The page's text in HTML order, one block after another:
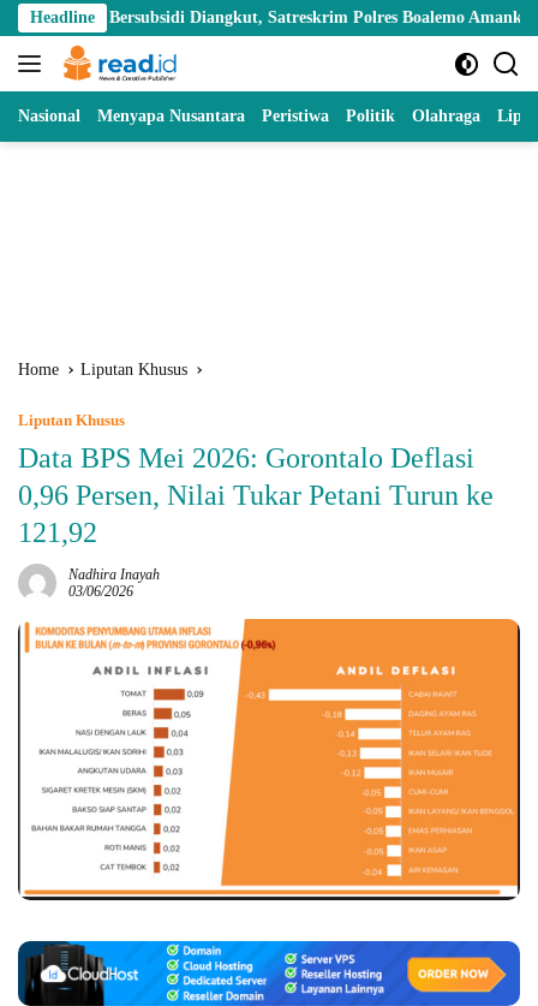
Skip
to
content
Headline
Bersubsidi Diangkut, Satreskrim Polres Boalemo Amankan Mobil Pick
Nasional Menyapa Nusantara Peristiwa Politik Olahraga
Home Liputan Khusus
Liputan Khusus
Data BPS Mei 2026: Gorontalo Deflasi
0,96 Persen, Nilai Tukar Petani Turun ke
121,92
Nadhira Inayah
03/06/2026